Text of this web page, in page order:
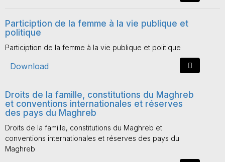
Particiption de la femme à la vie publique et
politique
Particiption de la femme à la vie publique et politique
Download
Droits de la famille, constitutions du Maghreb
et conventions internationales et réserves
des pays du Maghreb
Droits de la famille, constitutions du Maghreb et
conventions internationales et réserves des pays du
Maghreb